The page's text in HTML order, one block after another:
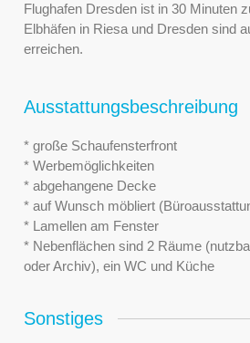
Flughafen Dresden ist in 30 Minuten
Elbhäfen in Riesa und Dresden sind
erreichen.
Ausstattungsbeschreibung
* große Schaufensterfront
* Werbemöglichkeiten
* abgehangene Decke
* auf Wunsch möbliert
* Lamellen am Fenster
* Nebenflächen sind 2 Räume
oder Archiv), ein WC und Küche
Sonstiges